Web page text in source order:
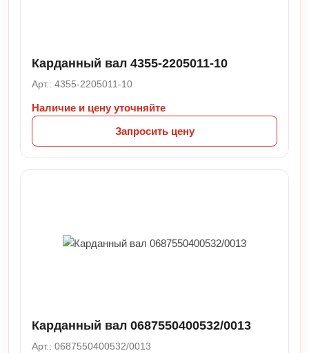
Карданный вал 4355-2205011-10
Арт.: 4355-2205011-10
Наличие и цену уточняйте
Запросить цену
Карданный вал 0687550400532/0013
Арт.: 0687550400532/0013